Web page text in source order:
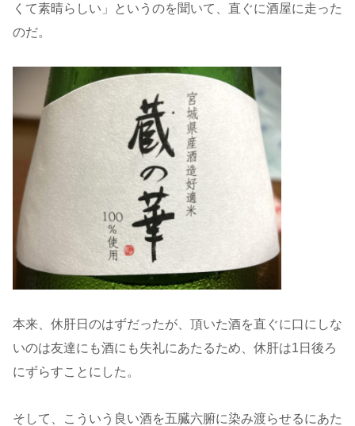
くて素晴らしい」というのを聞いて、直ぐに酒屋に走った
のだ。
本来、休肝日のはずだったが、頂いた酒を直ぐに口にしな
いのは友達にも酒にも失礼にあたるため、休肝は1日後ろ
にずらすことにした。
そして、こういう良い酒を五臓六腑に染み渡らせるにあた